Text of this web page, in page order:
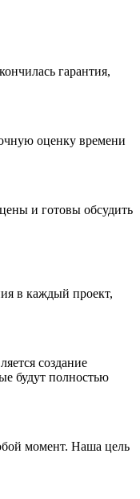
гарантия,
оценку времени
и готовы обсудить
в каждый проект,
создание
будут полностью
момент. Наша цель